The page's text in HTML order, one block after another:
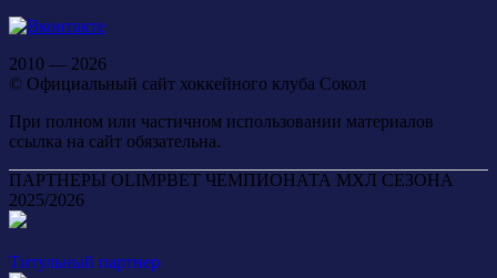
2010 — 2026
© Официальный сайт хоккейного клуба Сокол
При полном или частичном использовании материалов
ссылка на сайт обязательна.
ПАРТНЕРЫ OLIMPBET ЧЕМПИОНАТА МХЛ СЕЗОНА
2025/2026
Титульный партнер